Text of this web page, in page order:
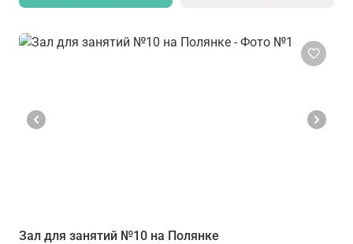
Зал для занятий №10 на Полянке